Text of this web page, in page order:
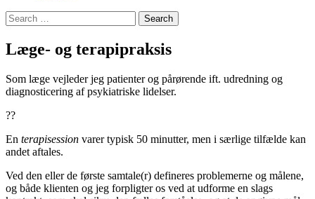
Search
for:
Læge- og terapipraksis
Som læge vejleder jeg patienter og pårørende ift. udredning og
diagnosticering af psykiatriske lidelser.
??
En terapisession varer typisk 50 minutter, men i særlige tilfælde kan
andet aftales.
Ved den eller de første samtale(r) defineres problemerne og målene,
og både klienten og jeg forpligter os ved at udforme en slags